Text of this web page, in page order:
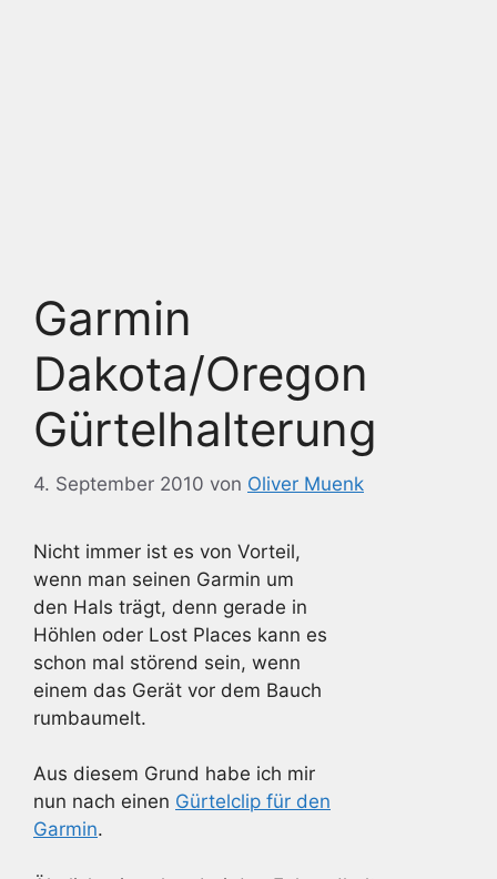
Garmin
Dakota/Oregon
Gürtelhalterung
4. September 2010 von Oliver Muenk
Nicht immer ist es von Vorteil,
wenn man seinen Garmin um
den Hals trägt, denn gerade in
Höhlen oder Lost Places kann es
schon mal störend sein, wenn
einem das Gerät vor dem Bauch
rumbaumelt.
Aus diesem Grund habe ich mir
nun nach einen Gürtelclip für den
Garmin.